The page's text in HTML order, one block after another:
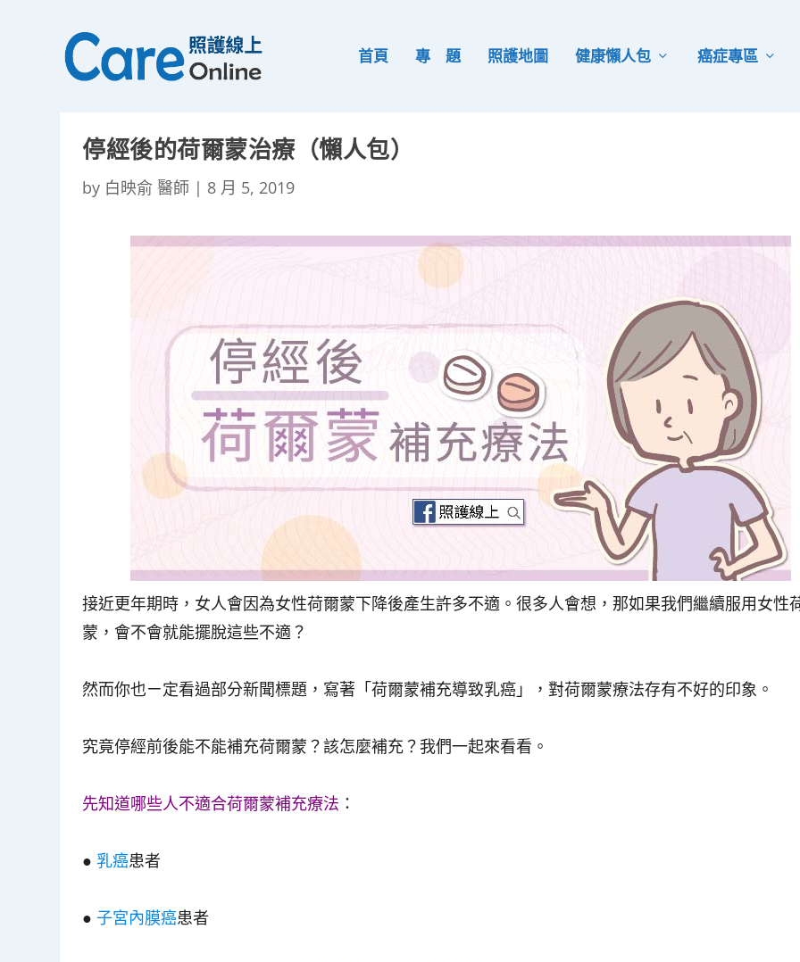
首頁 專 題 照護地圖 健康懶人包 癌症專區
停經後的荷爾蒙治療（懶人包）
by 白映俞 醫師 | 8 月 5, 2019
接近更年期時，女人會因為女性荷爾蒙下降後產生許多不適。很多人會想，那如果我們繼續服用女性
蒙，會不會就能擺脫這些不適？
然而你也ㄧ定看過部分新聞標題，寫著「荷爾蒙補充導致乳癌」，對荷爾蒙療法存有不好的印象。
究竟停經前後能不能補充荷爾蒙？該怎麼補充？我們一起來看看。
先知道哪些人不適合荷爾蒙補充療法 ：
●乳癌患者
● 子宮內膜癌患者